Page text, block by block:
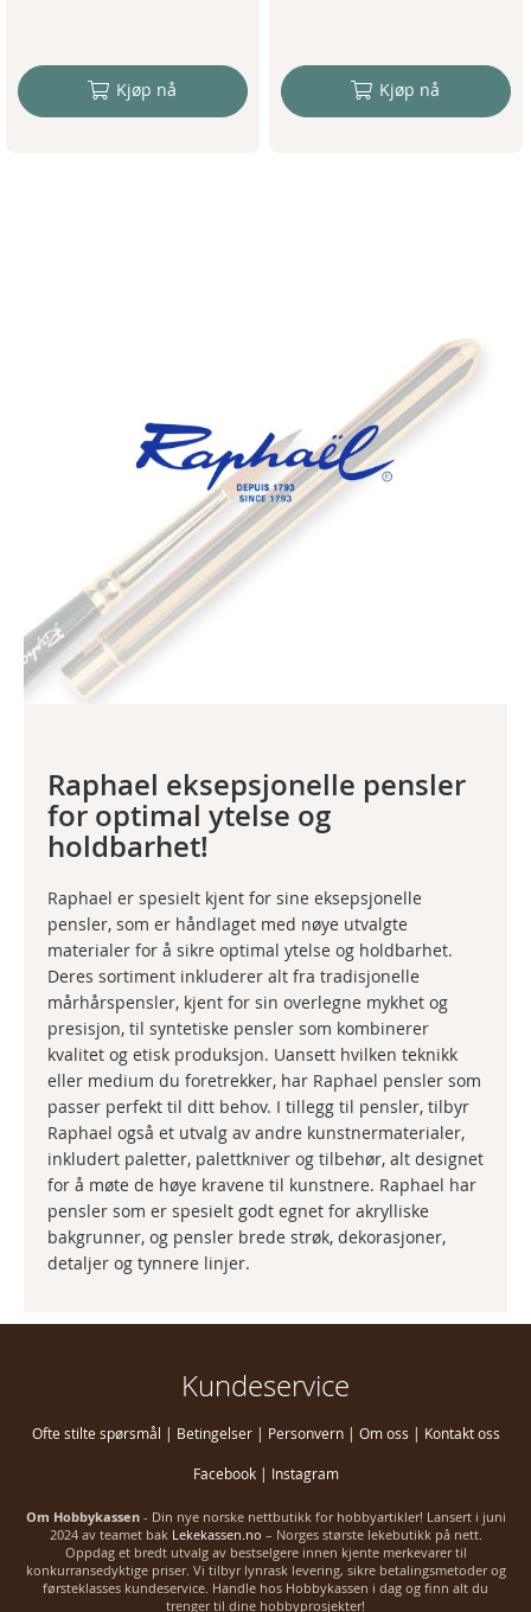
Kjøp nå Kjøp nå
Raphael eksepsjonelle pensler
for optimal ytelse og
holdbarhet!
Raphael er spesielt kjent for sine eksepsjonelle
pensler, som er håndlaget med nøye utvalgte
materialer for å sikre optimal ytelse og holdbarhet.
Deres sortiment inkluderer alt fra tradisjonelle
mårhårspensler, kjent for sin overlegne mykhet og
presisjon, til syntetiske pensler som kombinerer
kvalitet og etisk produksjon. Uansett hvilken teknikk
eller medium du foretrekker, har Raphael pensler som
passer perfekt til ditt behov. I tillegg til pensler, tilbyr
Raphael også et utvalg av andre kunstnermaterialer,
inkludert paletter, palettkniver og tilbehør, alt designet
for å møte de høye kravene til kunstnere. Raphael har
pensler som er spesielt godt egnet for akrylliske
bakgrunner, og pensler brede strøk, dekorasjoner,
detaljer og tynnere linjer.
Kundeservice
Ofte stilte spørsmål | Betingelser| Personvern | Om oss | Kontakt oss
Facebook| Instagram
Om Hobbykassen- Din nye norske nettbutikk for hobbyartikler! Lansert i juni
2024 av teamet bak Lekekassen.no – Norges største lekebutikk på nett.
Oppdag et bredt utvalg av bestselgere innen kjente merkevarer til
konkurransedyktige priser. Vi tilbyr lynrask levering, sikre betalingsmetoder og
førsteklasses kundeservice. Handle hos Hobbykassen i dag og finn alt du
trenger til dine hobbyprosjekter!